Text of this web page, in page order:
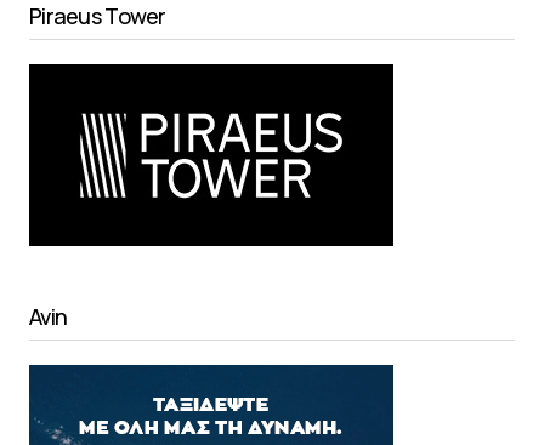
Piraeus Tower
Avin